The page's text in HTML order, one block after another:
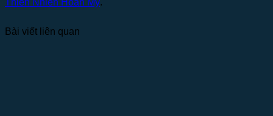
Thiên Nhiên Hoàn Mỹ.
Bài viết liên quan